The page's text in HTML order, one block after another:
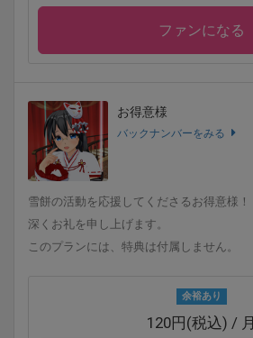
ファンになる
お得意様
バックナンバーをみる
雪餅の活動を応援してくださるお得意様！
深くお礼を申し上げます。
このプランには、特典は付属しません。
余裕あり
120円(税込) / 月